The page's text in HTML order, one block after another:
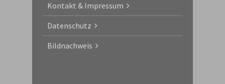
Kontakt & Impressum
Datenschutz
Bildnachweis